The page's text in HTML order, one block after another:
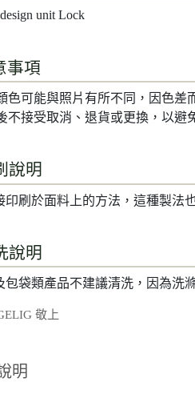
unit Lock
事項
色可能與照片有所不同，因色差
不接受取消、退貨或更換，以避
說明
印刷於面料上的方法，這種製法
說明
包袋類產品不建議清洗，因為洗
敬上
明